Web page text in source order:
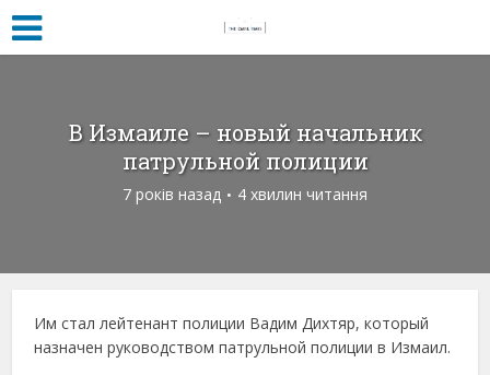
В Измаиле – новый начальник
патрульной полиции
7 років назад 4 хвилин читання
Им стал лейтенант полиции Вадим Дихтяр, который
назначен руководством патрульной полиции в Измаил.